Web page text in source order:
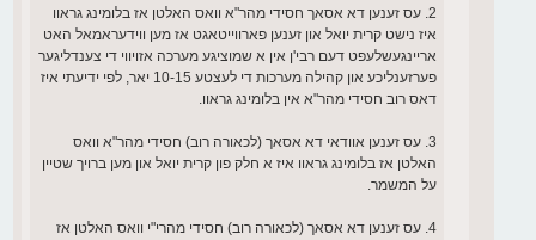
2. עס זענען דא אסאך חסידי מהר"א וואס האלטן אז בלומינג גראוו
איז נישט קרית יואל און זענען פארווייטאגט אז מען ווידעראמאל האט
אריינגעשלעפט דעם רבי'ן אין א שמוציגע מערכה אזויווי די צענדליגער
פערזענליכע און קהילה מערכות די לעצטע 10-15 יאר, לפי ידיעתי איז
דאס רוב חסידי מהר"א אין בלומינג גראוו.
3. עס זענען אוודאי דא אסאך (לכאורה רוב) חסידי מהר"א וואס
האלטן אז בלומינג גראוו איז א חלק פון קרית יואל און מען ברויך שטיין
על המשמר.
4. עס זענען דא אסאך (לכאורה רוב) חסידי מהרי"י וואס האלטן אז